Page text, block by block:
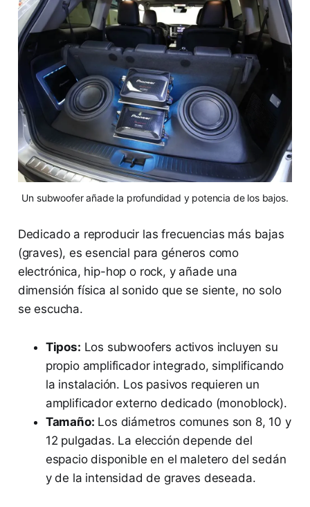
Un subwoofer añade la profundidad y potencia de los bajos.
Dedicado a reproducir las frecuencias más bajas
(graves), es esencial para géneros como
electrónica, hip-hop o rock, y añade una
dimensión física al sonido que se siente, no solo
se escucha.
Tipos: Los subwoofers activos incluyen su
propio amplificador integrado, simplificando
la instalación. Los pasivos requieren un
amplificador externo dedicado (monoblock).
Tamaño: Los diámetros comunes son 8, 10 y
12 pulgadas. La elección depende del
espacio disponible en el maletero del sedán
y de la intensidad de graves deseada.